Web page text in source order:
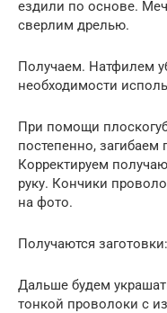
ездили по основе.
сверлим дрелью.
Получаем. Натфилем
необходимости
При помощи
постепенно,
Корректируем
руку. Кончики
на фото.
Получаются заготовки:
Дальше будем
тонкой проволоки с